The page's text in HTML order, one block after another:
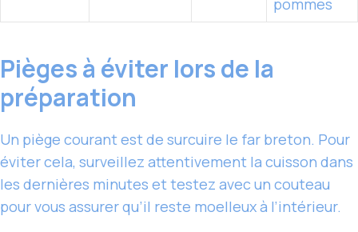
pommes
Pièges à éviter lors de la
préparation
Un piège courant est de surcuire le far breton. Pour
éviter cela, surveillez attentivement la cuisson dans
les dernières minutes et testez avec un couteau
pour vous assurer qu’il reste moelleux à l’intérieur.